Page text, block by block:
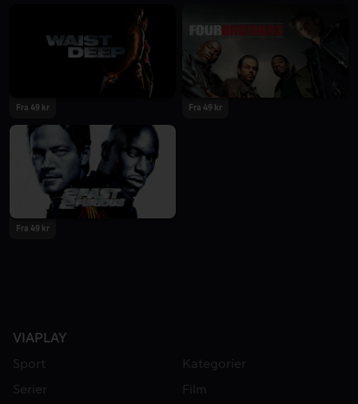
Fra 49 kr Fra 49 kr
Fra 49 kr
VIAPLAY
Sport
Kategorier
Serier
Film